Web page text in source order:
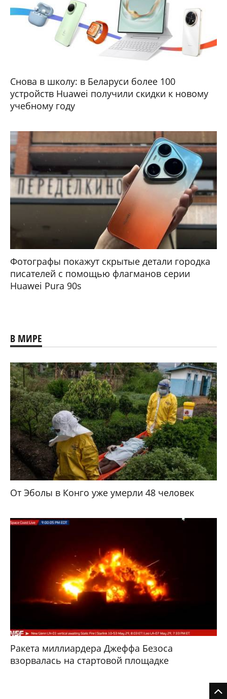
Снова в школу: в Беларуси более 100
устройств Huawei получили скидки к новому
учебному году
Фотографы покажут скрытые детали городка
писателей с помощью флагманов серии
Huawei Pura 90s
В МИРЕ
От Эболы в Конго уже умерли 48 человек
Ракета миллиардера Джеффа Безоса
взорвалась на стартовой площадке